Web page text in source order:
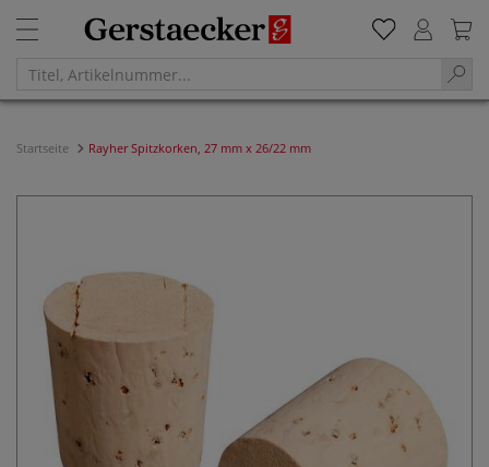
Startseite Rayher Spitzkorken, 27 mm x 26/22 mm